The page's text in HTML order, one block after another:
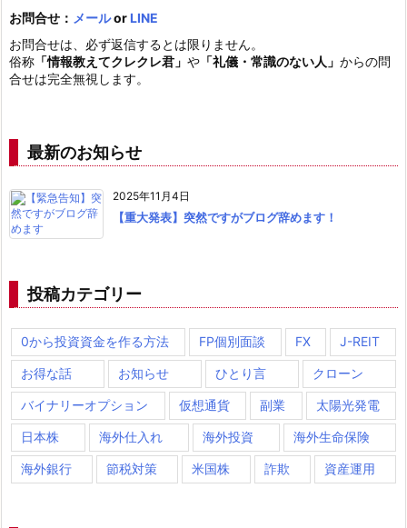
お問合せ： メールor LINE
お問合せは、必ず返信するとは限りません。
俗称 「情報教えてクレクレ君」 や 「礼儀・常識のない人」 からの問
合せは完全無視します。
最新のお知らせ
2025年11月4日
【重大発表】突然ですがブログ辞めます！
投稿カテゴリー
0から投資資金を作る方法 FP個別面談 FX J-REIT
お得な話 お知らせ ひとり言 クローン
バイナリーオプション 仮想通貨 副業 太陽光発電
日本株 海外仕入れ 海外投資 海外生命保険
海外銀行 節税対策 米国株 詐欺 資産運用